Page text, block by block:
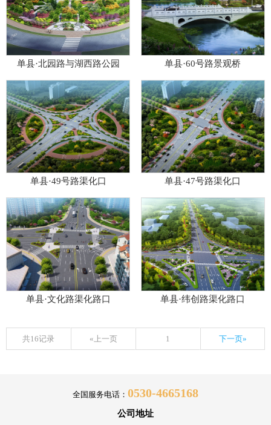
单县·北园路与湖西路公园 单县·60号路景观桥
单县·49号路渠化口 单县·47号路渠化口
单县·文化路渠化路口 单县·纬创路渠化路口
共16记录 «上一页 1 下一页»
全国服务电话： 0530-4665168
公司地址